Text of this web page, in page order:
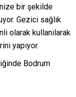
bir şekilde
Gezici sağlık
olarak kullanılarak
yapıyor.
Bodrum